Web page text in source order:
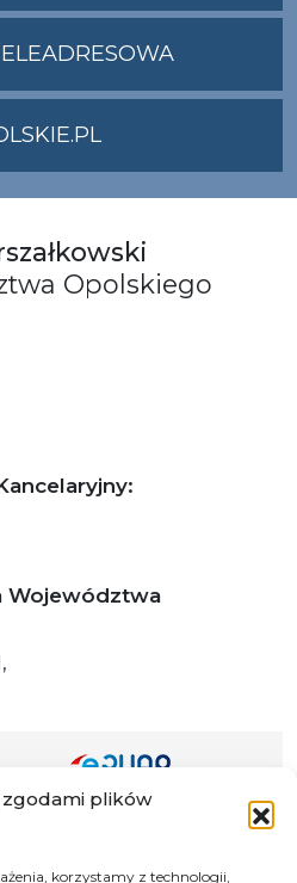
zgodami plików
korzystamy z technologii,
ADRES
Opolskiego
Województwa
SkrytkaESP
IGTUV-14